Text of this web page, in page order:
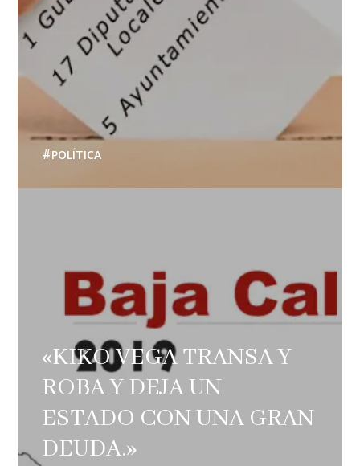
POLÍTICA
«KIKO VEGA TRANSA Y
ROBA Y DEJA UN
ESTADO CON UNA GRAN
DEUDA.»